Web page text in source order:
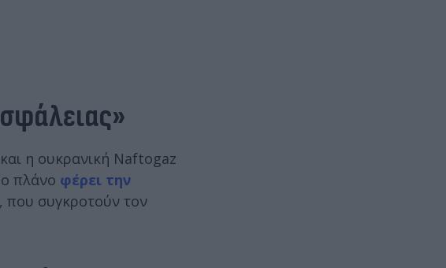
η ουκρανική Naftogaz
πλάνο φέρει την
που συγκροτούν τον